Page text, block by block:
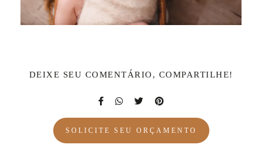
DEIXE SEU COMENTÁRIO, COMPARTILHE!
SOLICITE SEU ORÇAMENTO